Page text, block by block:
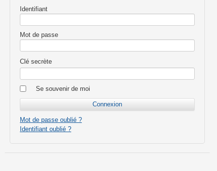
Identifiant
Mot de passe
Clé secrète
Se souvenir de moi
Mot de passe oublié ?
Identifiant oublié ?